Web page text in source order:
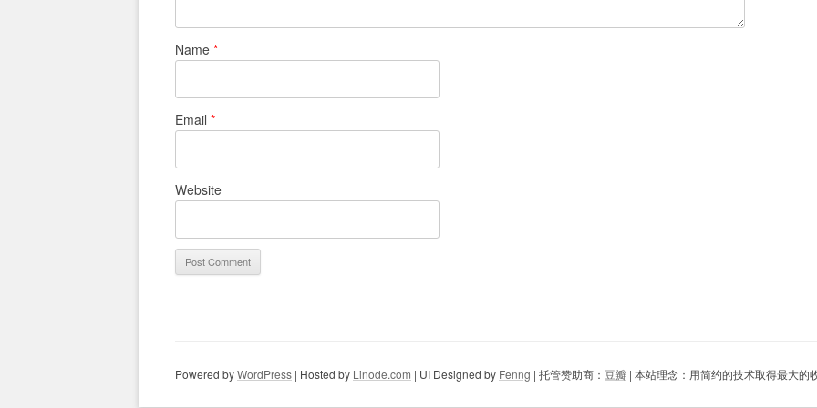
Name *
Email *
Website
Powered byWordPress | Hosted by Linode.com | UI Designed by Fenng | 托管赞助商： 豆瓣 | 本站理念：用简约的技术取得最大的